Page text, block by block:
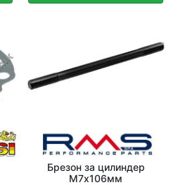
Брезон за цилиндер
М7х106мм